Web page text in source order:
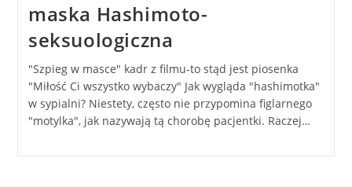
maska Hashimoto-
seksuologiczna
"Szpieg w masce" kadr z filmu-to stąd jest piosenka
"Miłość Ci wszystko wybaczy" Jak wygląda "hashimotka"
w sypialni? Niestety, często nie przypomina figlarnego
"motylka", jak nazywają tą chorobę pacjentki. Raczej…